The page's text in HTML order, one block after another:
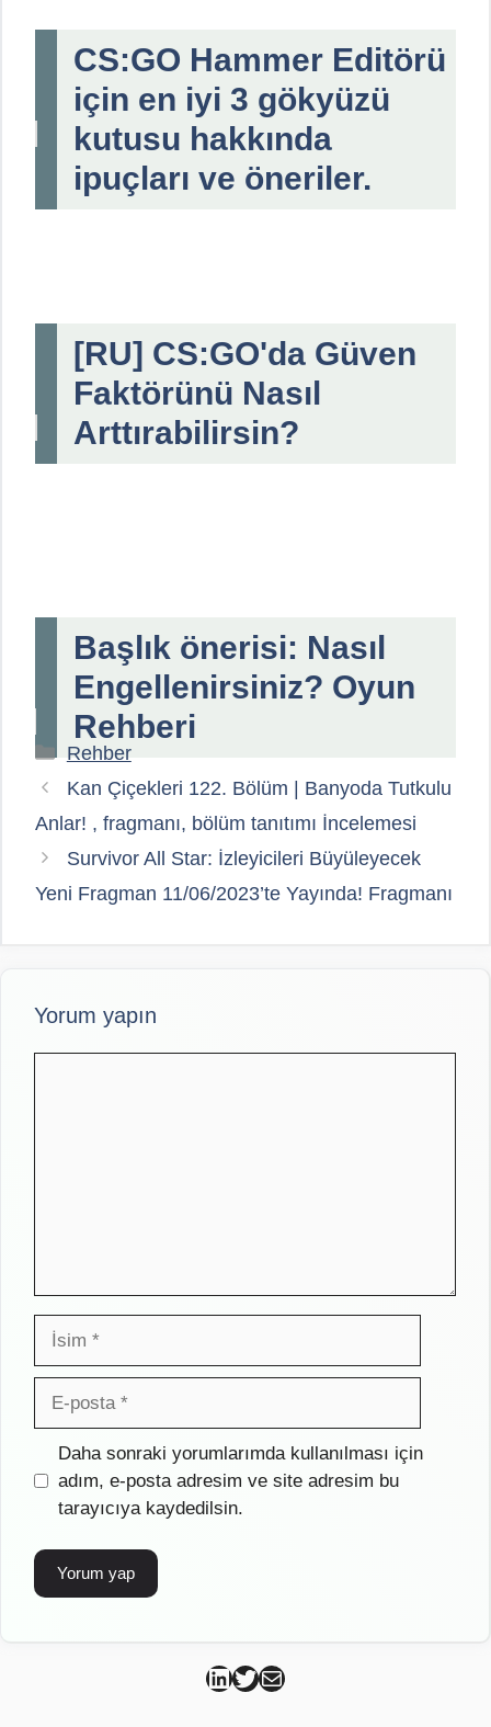
CS:GO Hammer Editörü
için en iyi 3 gökyüzü
kutusu hakkında
ipuçları ve öneriler.
[RU] CS:GO'da Güven
Faktörünü Nasıl
Arttırabilirsin?
Başlık önerisi: Nasıl
Engellenirsiniz? Oyun
Rehberi
Kategoriler
Rehber
Kan Çiçekleri 122. Bölüm | Banyoda Tutkulu
Anlar! , fragmanı, bölüm tanıtımı İncelemesi
Survivor All Star: İzleyicileri Büyüleyecek
Yeni Fragman 11/06/2023’te Yayında! Fragmanı
Yorum yapın
İsim
posta
İnternet
sitesi
Daha sonraki yorumlarımda kullanılması için
adım, e-posta adresim ve site adresim bu
tarayıcıya kaydedilsin.
Can Kütahya Linkedin
Can Kütahya Twitter
Can Kütahya Mail